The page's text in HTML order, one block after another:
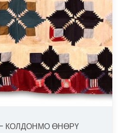
КОЛДОНМО ӨНӨРҮ